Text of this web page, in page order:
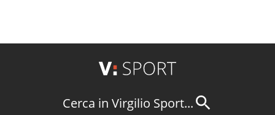
Cerca in Virgilio Sport...